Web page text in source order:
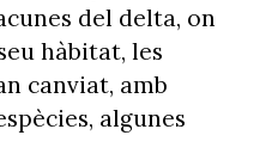
del delta, on
hàbitat, les
canviat, amb
algunes